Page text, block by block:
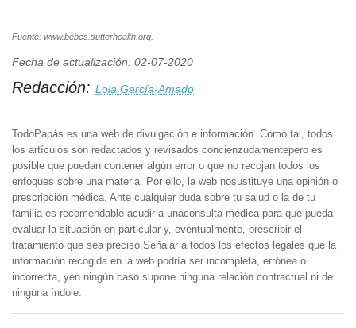
Fuente: www.bebes.sutterhealth.org.
Fecha de actualización: 02-07-2020
Redacción: Lola García-Amado
TodoPapás es una web de divulgación e información. Como tal, todos
los artículos son redactados y revisados concienzudamentepero es
posible que puedan contener algún error o que no recojan todos los
enfoques sobre una materia. Por ello, la web nosustituye una opinión o
prescripción médica. Ante cualquier duda sobre tu salud o la de tu
familia es recomendable acudir a unaconsulta médica para que pueda
evaluar la situación en particular y, eventualmente, prescribir el
tratamiento que sea preciso.Señalar a todos los efectos legales que la
información recogida en la web podría ser incompleta, errónea o
incorrecta, yen ningún caso supone ninguna relación contractual ni de
ninguna índole.